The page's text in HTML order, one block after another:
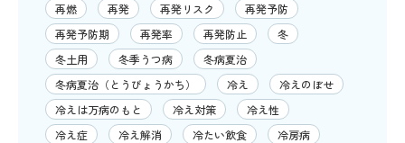
再燃
再発 再発リスク
再発予防
再発予防期
再発率 再発防止
冬
冬土用
冬季うつ病
冬病夏治
冬病夏治（とうびょうかち）
冷え
冷えのぼせ
冷えは万病のもと
冷え対策
冷え性
冷え症
冷え解消 冷たい飲食
冷房病